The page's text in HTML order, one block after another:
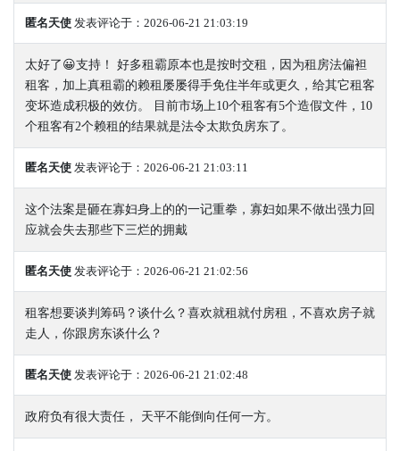
匿名天使 发表评论于：2026-06-21 21:03:19
太好了😀支持！ 好多租霸原本也是按时交租，因为租房法偏袒
租客，加上真租霸的赖租屡屡得手免住半年或更久，给其它租客
变坏造成积极的效仿。 目前市场上10个租客有5个造假文件，10
个租客有2个赖租的结果就是法令太欺负房东了。
匿名天使 发表评论于：2026-06-21 21:03:11
这个法案是砸在寡妇身上的的一记重拳，寡妇如果不做出强力回
应就会失去那些下三烂的拥戴
匿名天使 发表评论于：2026-06-21 21:02:56
租客想要谈判筹码？谈什么？喜欢就租就付房租，不喜欢房子就
走人，你跟房东谈什么？
匿名天使 发表评论于：2026-06-21 21:02:48
政府负有很大责任， 天平不能倒向任何一方。